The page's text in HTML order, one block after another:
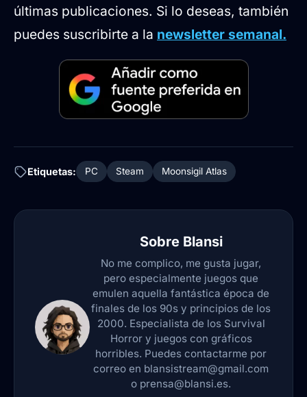
últimas publicaciones. Si lo deseas, también
puedes suscribirte a la newsletter semanal.
Etiquetas: PC Steam Moonsigil Atlas
Sobre Blansi
No me complico, me gusta jugar,
pero especialmente juegos que
emulen aquella fantástica época de
finales de los 90s y principios de los
2000. Especialista de los Survival
Horror y juegos con gráficos
horribles. Puedes contactarme por
correo en blansistream@gmail.com
o prensa@blansi.es.